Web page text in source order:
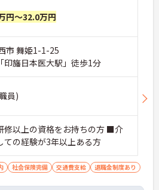
円～32.0万円
市 舞姫1-1-25
印旛日本医大駅」徒歩1分
員)
以上の資格をお持ちの方 ■介
ての経験が3年以上ある方
社会保険完備 交通費支給 退職金制度あり